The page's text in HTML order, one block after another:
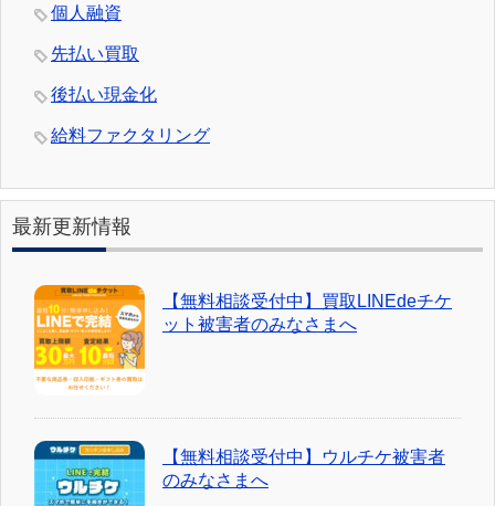
個人融資
先払い買取
後払い現金化
給料ファクタリング
最新更新情報
【無料相談受付中】買取LINEdeチケ
ット被害者のみなさまへ
【無料相談受付中】ウルチケ被害者
のみなさまへ